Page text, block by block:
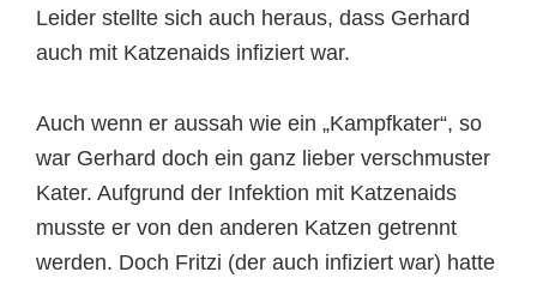
Leider stellte sich auch heraus, dass Gerhard
auch mit Katzenaids infiziert war.
Auch wenn er aussah wie ein „Kampfkater“, so
war Gerhard doch ein ganz lieber verschmuster
Kater. Aufgrund der Infektion mit Katzenaids
musste er von den anderen Katzen getrennt
werden. Doch Fritzi (der auch infiziert war) hatte